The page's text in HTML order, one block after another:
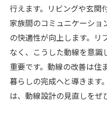
行えます。リビングや玄関
家族間のコミュニケーショ
の快適性が向上します。リ
なく、こうした動線を意識
重要です。動線の改善は住
暮らしの完成へと導きます
は、動線設計の見直しをぜ